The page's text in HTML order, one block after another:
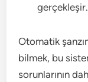
gerçekleşir.
Otomatik
bilmek, bu
sorunlarının